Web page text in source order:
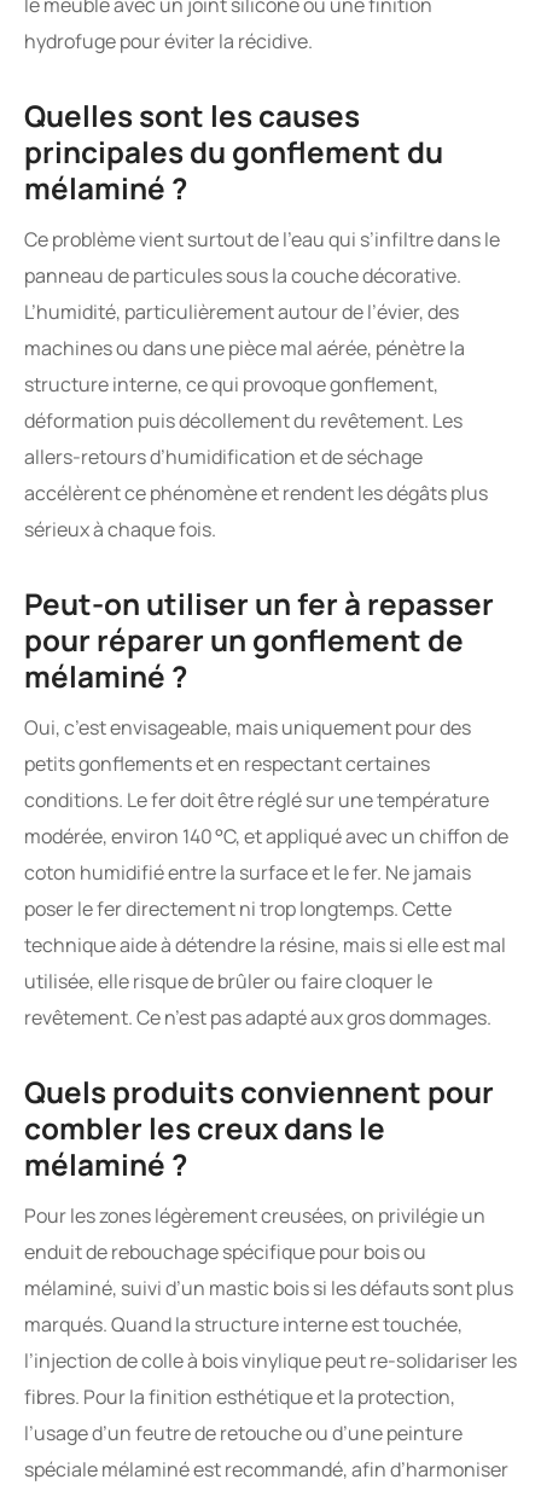
hydrofuge pour éviter la récidive.
Quelles sont les causes
principales du gonflement du
mélaminé ?
Ce problème vient surtout de l’eau qui s’infiltre dans le
panneau de particules sous la couche décorative.
L’humidité, particulièrement autour de l’évier, des
machines ou dans une pièce mal aérée, pénètre la
structure interne, ce qui provoque gonflement,
déformation puis décollement du revêtement. Les
allers-retours d’humidification et de séchage
accélèrent ce phénomène et rendent les dégâts plus
sérieux à chaque fois.
Peut-on utiliser un fer à repasser
pour réparer un gonflement de
mélaminé ?
Oui, c’est envisageable, mais uniquement pour des
petits gonflements et en respectant certaines
conditions. Le fer doit être réglé sur une température
modérée, environ 140 °C, et appliqué avec un chiffon de
coton humidifié entre la surface et le fer. Ne jamais
poser le fer directement ni trop longtemps. Cette
technique aide à détendre la résine, mais si elle est mal
utilisée, elle risque de brûler ou faire cloquer le
revêtement. Ce n’est pas adapté aux gros dommages.
Quels produits conviennent pour
combler les creux dans le
mélaminé ?
Pour les zones légèrement creusées, on privilégie un
enduit de rebouchage spécifique pour bois ou
mélaminé, suivi d’un mastic bois si les défauts sont plus
marqués. Quand la structure interne est touchée,
l’injection de colle à bois vinylique peut re-solidariser les
fibres. Pour la finition esthétique et la protection,
l’usage d’un feutre de retouche ou d’une peinture
spéciale mélaminé est recommandé, afin d’harmoniser